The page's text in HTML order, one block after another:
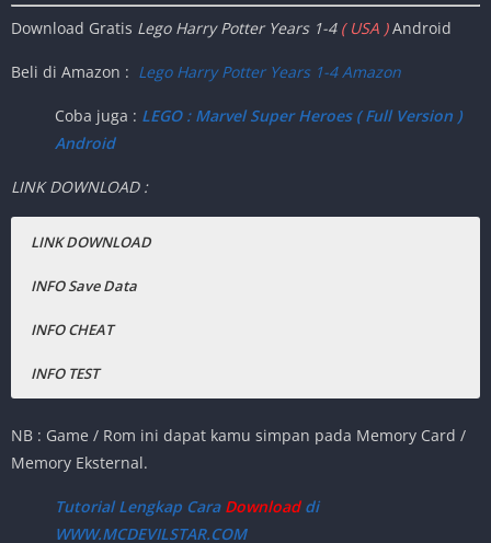
Publisher:LucasArts.TT Games
Release Date
:2011
Mode
Single-player, Multi-player
Download Gratis Lego Harry Potter Years 1-4 ( USA )Android
Beli di Amazon : Lego Harry Potter Years 1-4 Amazon
Coba juga : LEGO : Marvel Super Heroes ( Full Version )
Android
LINK DOWNLOAD :
LINK DOWNLOAD
INFO Save Data
INFO CHEAT
INFO TEST
Download Lego Harry Potter Years 1-
4 PPSSPP
CARA PASANG SAVE DATA DI SEMUA GAME PPSSPP
Years 1-4PPSSPP
CARA CHEAT SEMUA GAME PPSSPP : KLIK DISINI
NB : Game / Rom ini dapat kamu simpan pada Memory Card /
Memory Eksternal.
Tutorial Lengkap CaraDownloaddi
WWW.MCDEVILSTAR.COM